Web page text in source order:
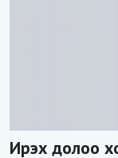
Ирэх долоо